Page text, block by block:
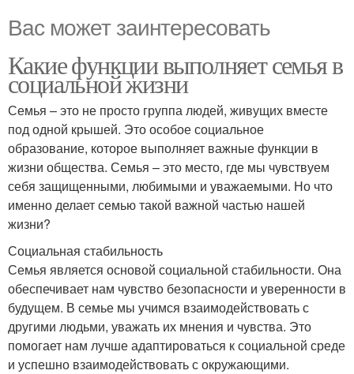
Вас может заинтересовать
Какие функции выполняет семья в
социальной жизни
Семья – это не просто группа людей, живущих вместе
под одной крышей. Это особое социальное
образование, которое выполняет важные функции в
жизни общества. Семья – это место, где мы чувствуем
себя защищенными, любимыми и уважаемыми. Но что
именно делает семью такой важной частью нашей
жизни?
Социальная стабильность
Семья является основой социальной стабильности. Она
обеспечивает нам чувство безопасности и уверенности в
будущем. В семье мы учимся взаимодействовать с
другими людьми, уважать их мнения и чувства. Это
помогает нам лучше адаптироваться к социальной среде
и успешно взаимодействовать с окружающими.